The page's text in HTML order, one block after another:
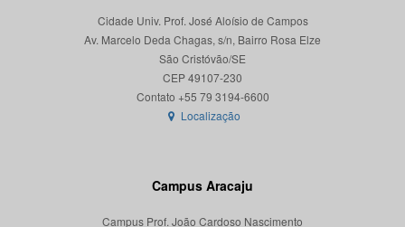
Cidade Univ. Prof. José Aloísio de Campos
Av. Marcelo Deda Chagas, s/n, Bairro Rosa Elze
São Cristóvão/SE
CEP 49107-230
Localização
Campus Aracaju
Campus Prof. João Cardoso Nascimento